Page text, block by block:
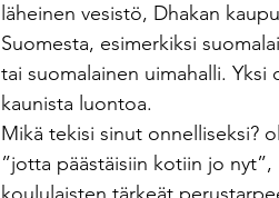
läheinen vesistö, Dhakan
Suomesta, esimerkiksi
tai suomalainen uimahalli. Yksi
kaunista luontoa.
Mikä tekisi sinut onnelliseksi?
”jotta päästäisiin kotiin jo